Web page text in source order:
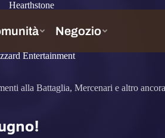
Hearthstone
Entertainment
alla Battaglia, Mercenari e altro